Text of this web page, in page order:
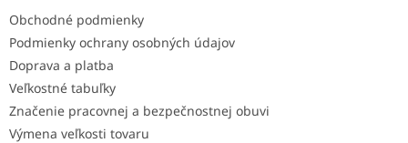
Obchodné podmienky
Podmienky ochrany osobných údajov
Doprava a platba
Veľkostné tabuľky
Značenie pracovnej a bezpečnostnej obuvi
Výmena veľkosti tovaru